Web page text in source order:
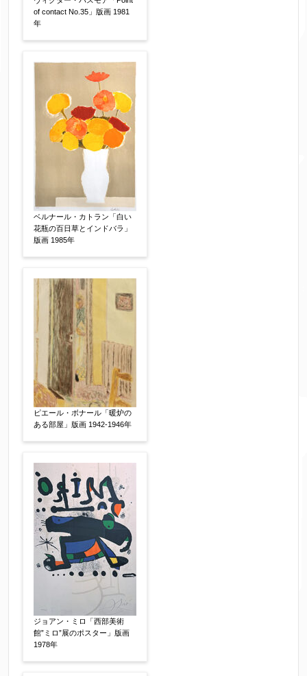
メールアドレス
※送信完了後こちらのメールアドレス宛に自動で
送信確認メールをお送りします。もし送信確認メ
ールが受信されない場合は、送信が完了していな
いか、アドレス間違え、迷惑メールフィルター等
により弊社からのお返事も受信できない場合がご
ざいますので、お電話(
合わせください。
電話番号 【必須】
※携帯電話などご連絡が取りやすいお電話番号を
郵便番号 【必須】
↓郵便番号を入力すると住所の最初が自動入力さ
れます。番地以下は任意でも結構です。
ご住所 【必須】
ご要望などがございましたらご入力ください
【任意】
of contact No.35」版画 1981
年
ベルナール・カトラン「白い
花瓶の百日草とインドバラ」
版画 1985年
ピエール・ボナール「暖炉の
ある部屋」版画 1942-1946年
ジョアン・ミロ「西部美術
館”ミロ”展のポスター」版画
1978年